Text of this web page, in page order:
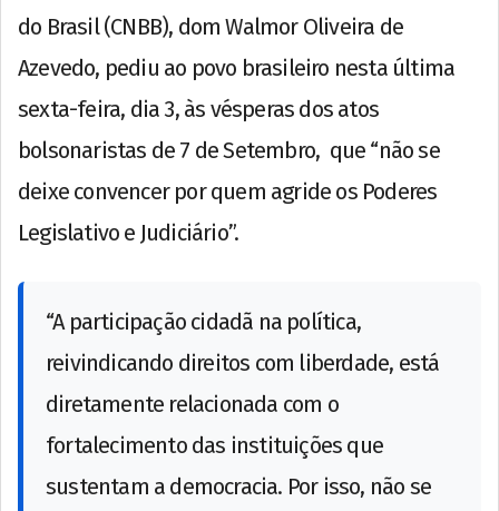
do Brasil (CNBB), dom Walmor Oliveira de
Azevedo, pediu ao povo brasileiro nesta última
sexta-feira, dia 3, às vésperas dos atos
bolsonaristas de 7 de Setembro, que “não se
deixe convencer por quem agride os Poderes
Legislativo e Judiciário”.
“A participação cidadã na política,
reivindicando direitos com liberdade, está
diretamente relacionada com o
fortalecimento das instituições que
sustentam a democracia. Por isso, não se